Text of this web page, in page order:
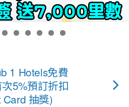
1 Hotels免費
5%預訂折扣
抽獎)